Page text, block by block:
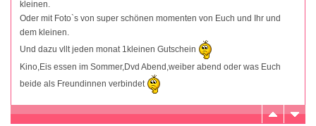
kleinen.
Oder mit Foto`s von super schönen momenten von Euch und Ihr und
dem kleinen.
Und dazu vllt jeden monat 1kleinen Gutschein
Kino,Eis essen im Sommer,Dvd Abend,weiber abend oder was Euch
beide als Freundinnen verbindet